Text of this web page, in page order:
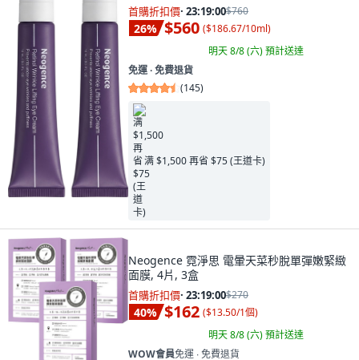
首購折扣價· 23:18:58$760
26% $560 ($186.67/10ml)
明天 8/8 (六)預計送達
免運 ∙ 免費退貨
(145)
满 $1,500 再省 $75 (王道卡)
Neogence 霓淨思 電暈天菜秒脫單彈嫩緊緻
面膜, 4片, 3盒
首購折扣價· 23:18:58$270
40% $162 ($13.50/1個)
明天 8/8 (六)預計送達
WOW會員免運 ∙ 免費退貨